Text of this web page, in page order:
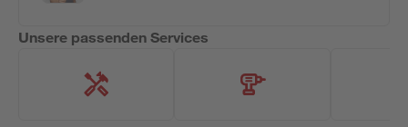
Unsere passenden Services